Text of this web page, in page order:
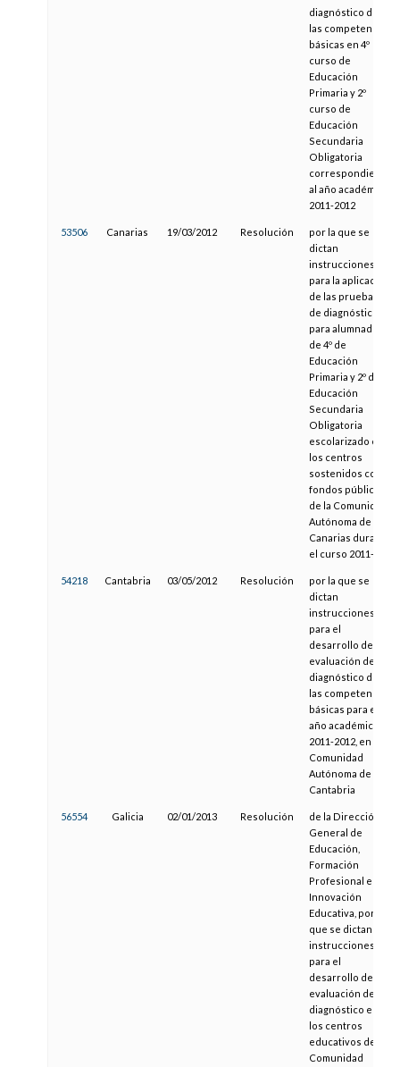
diagnóstico de
las competencias
básicas en 4º
curso de
Educación
Primaria y 2º
curso de
Educación
Secundaria
Obligatoria
correspondiente
al año académico
2011-2012
53506 Canarias 19/03/2012 Resolución
por la que se
dictan
instrucciones
para la aplicación
de las pruebas
de diagnóstico
para alumnado
de 4º de
Educación
Primaria y 2º de
Educación
Secundaria
Obligatoria
escolarizado en
los centros
sostenidos con
fondos públicos
de la Comunidad
Autónoma de
Canarias durante
el curso 2011-12
54218 Cantabria 03/05/2012 Resolución
por la que se
dictan
instrucciones
para el
desarrollo de la
evaluación de
diagnóstico de
las competencias
básicas para el
año académico
2011-2012, en la
Comunidad
Autónoma de
Cantabria
56554 Galicia 02/01/2013 Resolución
de la Dirección
General de
Educación,
Formación
Profesional e
Innovación
Educativa, por la
que se dictan
instrucciones
para el
desarrollo de la
evaluación de
diagnóstico en
los centros
educativos de la
Comunidad